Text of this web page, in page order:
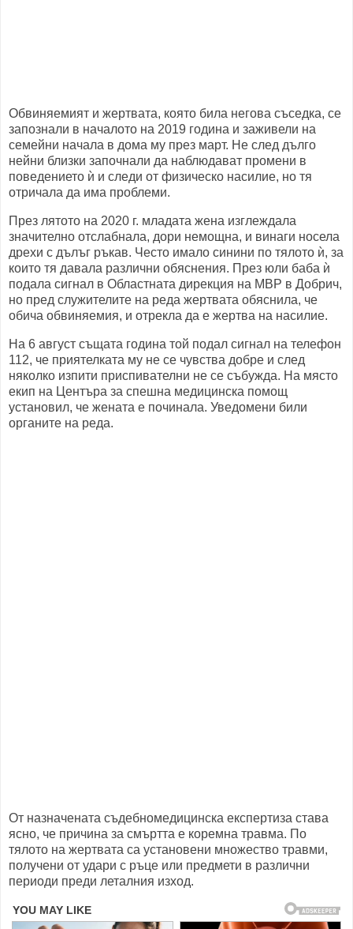
Обвиняемият и жертвата, която била негова съседка, се
запознали в началото на 2019 година и заживели на
семейни начала в дома му през март. Не след дълго
нейни близки започнали да наблюдават промени в
поведението ѝ и следи от физическо насилие, но тя
отричала да има проблеми.
През лятото на 2020 г. младата жена изглеждала
значително отслабнала, дори немощна, и винаги носела
дрехи с дълъг ръкав. Често имало синини по тялото ѝ, за
които тя давала различни обяснения. През юли баба ѝ
подала сигнал в Областната дирекция на МВР в Добрич,
но пред служителите на реда жертвата обяснила, че
обича обвиняемия, и отрекла да е жертва на насилие.
На 6 август същата година той подал сигнал на телефон
112, че приятелката му не се чувства добре и след
няколко изпити приспивателни не се събужда. На място
екип на Центъра за спешна медицинска помощ
установил, че жената е починала. Уведомени били
органите на реда.
От назначената съдебномедицинска експертиза става
ясно, че причина за смъртта е коремна травма. По
тялото на жертвата са установени множество травми,
получени от удари с ръце или предмети в различни
периоди преди леталния изход.